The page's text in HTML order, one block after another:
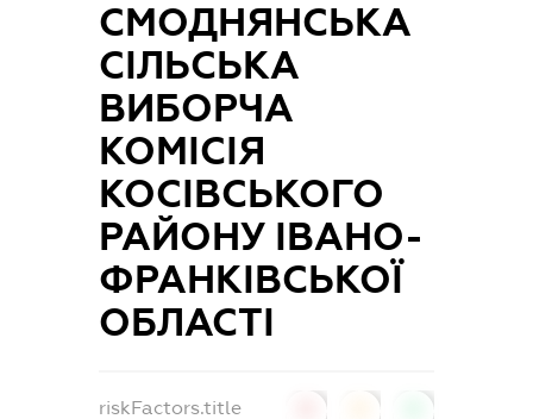
СМОДНЯНСЬКА
СІЛЬСЬКА
ВИБОРЧА
КОМІСІЯ
КОСІВСЬКОГО
РАЙОНУ ІВАНО-
ФРАНКІВСЬКОЇ
ОБЛАСТІ
riskFactors.title